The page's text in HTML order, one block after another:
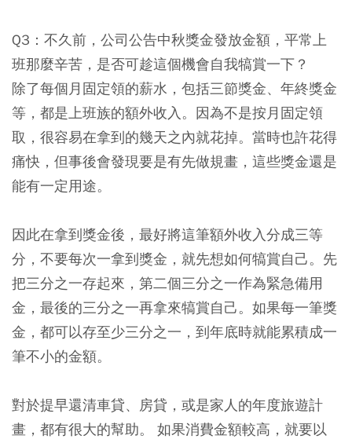
Q3：不久前，公司公告中秋獎金發放金額，平常上
班那麼辛苦，是否可趁這個機會自我犒賞一下？
除了每個月固定領的薪水，包括三節獎金、年終獎金
等，都是上班族的額外收入。因為不是按月固定領
取，很容易在拿到的幾天之內就花掉。當時也許花得
痛快，但事後會發現要是有先做規畫，這些獎金還是
能有一定用途。
因此在拿到獎金後，最好將這筆額外收入分成三等
分，不要每次一拿到獎金，就先想如何犒賞自己。先
把三分之一存起來，第二個三分之一作為緊急備用
金，最後的三分之一再拿來犒賞自己。如果每一筆獎
金，都可以存至少三分之一，到年底時就能累積成一
筆不小的金額。
對於提早還清車貸、房貸，或是家人的年度旅遊計
畫，都有很大的幫助。 如果消費金額較高，就要以